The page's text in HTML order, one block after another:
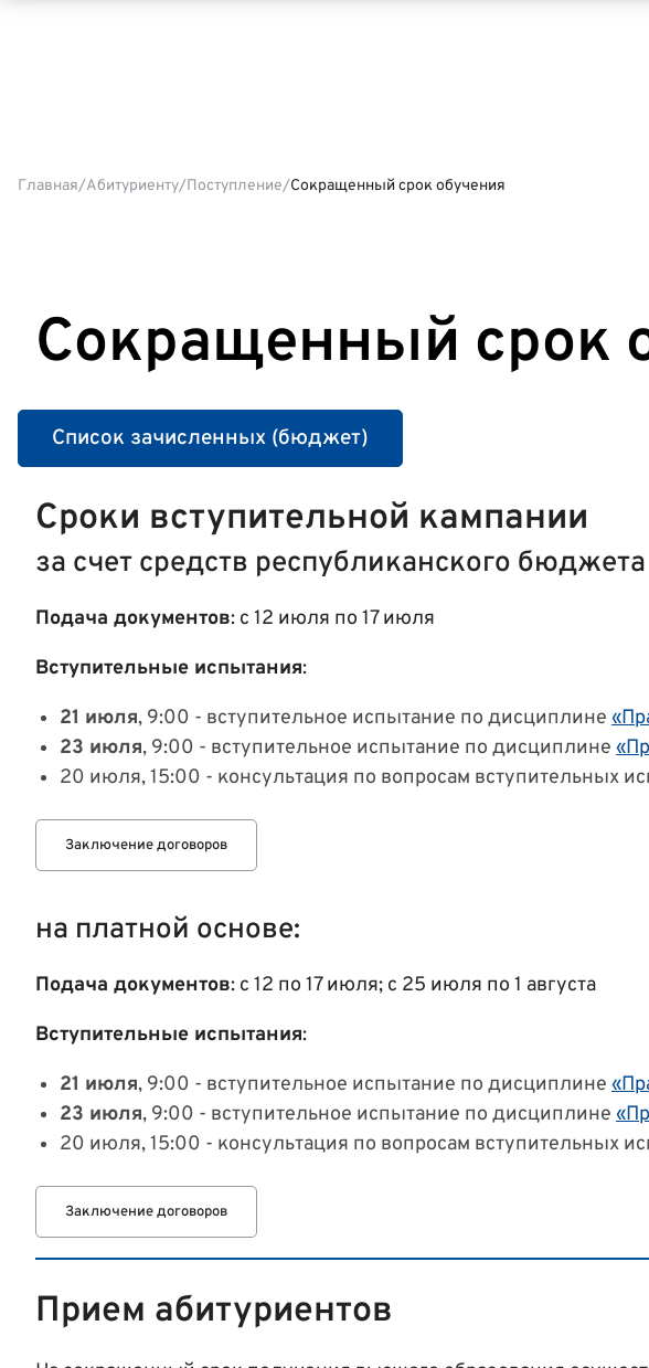
Главная Абитуриенту Поступление Сокращенный срок обучения
Сокращенный срок
Список зачисленных (бюджет)
Сроки вступительной кампании
за счет средств республиканского бюджета
Подача документов: с 12 июля по 17 июля
Вступительные испытания:
21 июля, 9:00 - вступительное испытание по дисциплине
23 июля, 9:00 - вступительное испытание по дисциплине
20 июля, 15:00 - консультация по вопросам вступительных
Заключение договоров
на платной основе:
Подача документов: с 12 по 17 июля; с 25 июля по 1 августа
Вступительные испытания:
21 июля, 9:00 - вступительное испытание по дисциплине
23 июля, 9:00 - вступительное испытание по дисциплине
20 июля, 15:00 - консультация по вопросам вступительных
Заключение договоров
Прием абитуриентов